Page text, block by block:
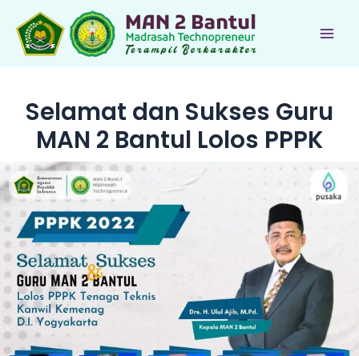
konten
Selamat dan Sukses Guru
MAN 2 Bantul Lolos PPPK